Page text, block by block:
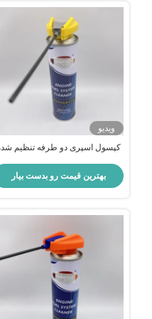
ویدیو
کپسول اسپری دو طرفه تنظیم
هوافشانی خودرو و صنعتی
بهترین قیمت رو بدست بیار